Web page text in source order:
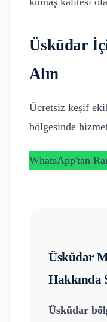
Üsküdar
Alın
Ücretsiz keşif
bölgesinde
WhatsApp'tan
Üsküdar
Hakkında
Üsküdar